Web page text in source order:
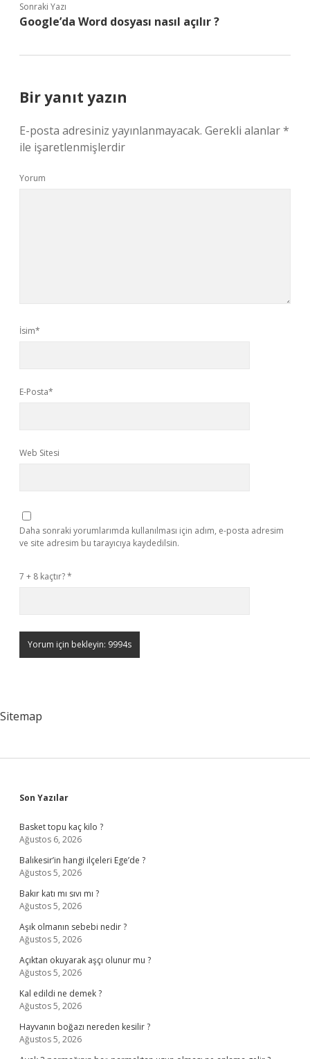
Sonraki Yazı
Google’da Word dosyası nasıl açılır ?
Bir yanıt yazın
E-posta adresiniz yayınlanmayacak. Gerekli alanlar*
ile işaretlenmişlerdir
Yorum
İsim*
E-Posta*
Web Sitesi
Daha sonraki yorumlarımda kullanılması için adım, e-posta adresim
ve site adresim bu tarayıcıya kaydedilsin.
7 + 8 kaçtır?*
Sitemap
Sidebar
Son Yazılar
Basket topu kaç kilo ?
Ağustos 6, 2026
Balıkesir’in hangi ilçeleri Ege’de ?
Ağustos 5, 2026
Bakır katı mı sıvı mı ?
Ağustos 5, 2026
Aşık olmanın sebebi nedir ?
Ağustos 5, 2026
Açıktan okuyarak aşçı olunur mu ?
Ağustos 5, 2026
Kal edildi ne demek ?
Ağustos 5, 2026
Hayvanın boğazı nereden kesilir ?
Ağustos 5, 2026